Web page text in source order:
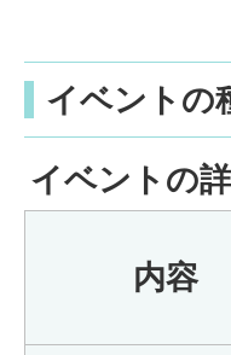
イベントの
イベントの
内容